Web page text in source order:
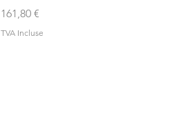
Prix
161,80 €
TVA Incluse